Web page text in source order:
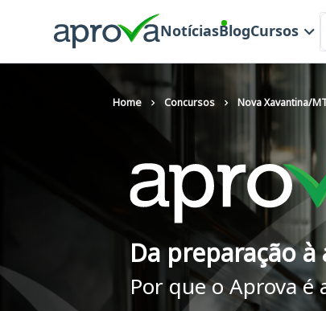
NotíciasBlogCursos
Home Concursos Nova Xavantina/
Da preparação à
Por que o Aprova é